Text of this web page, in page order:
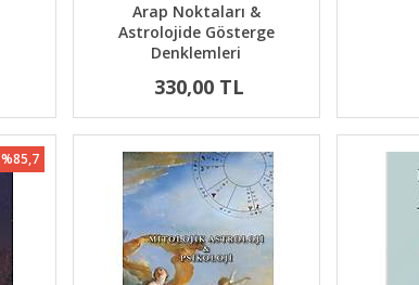
Arap Noktaları &
Astrolojide Gösterge
Denklemleri
330,00 TL
%85,7